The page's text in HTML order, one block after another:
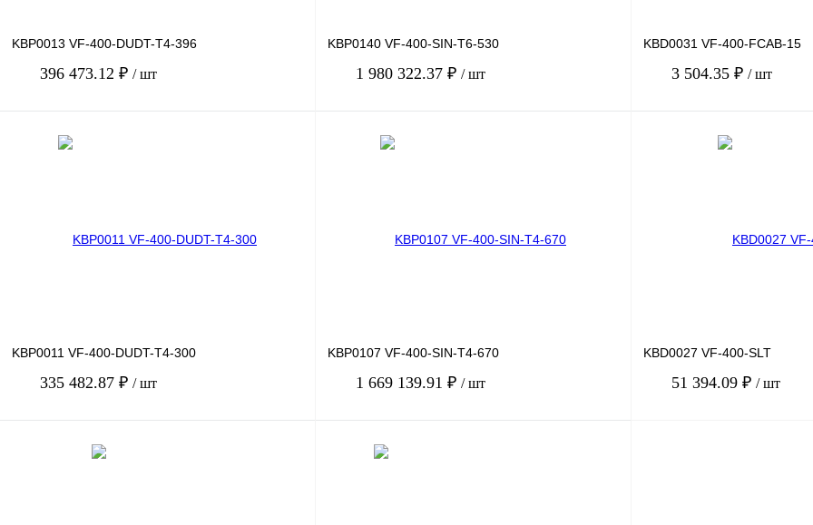
KBP0013 VF-400-DUDT-T4-396
396 473.12 ₽ / шт
KBP0140 VF-400-SIN-T6-530
1 980 322.37 ₽ / шт
KBD0031 VF-400-FCAB-15
3 504.35 ₽ / шт
KBP0011 VF-400-DUDT-T4-300
335 482.87 ₽ / шт
KBP0107 VF-400-SIN-T4-670
1 669 139.91 ₽ / шт
KBD0027 VF-400-SLT
51 394.09 ₽ / шт